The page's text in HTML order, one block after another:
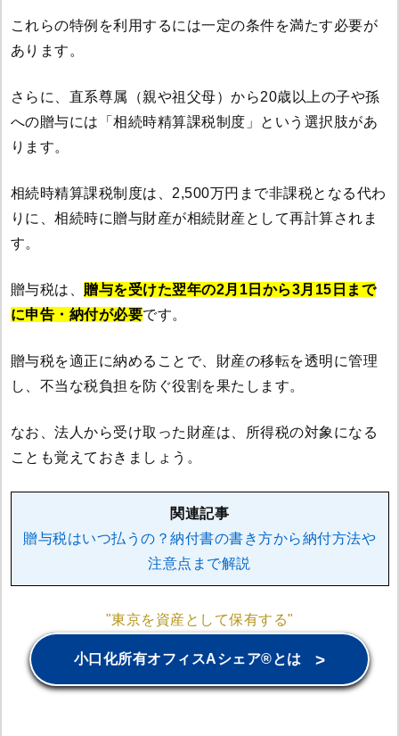
これらの特例を利用するには一定の条件を満たす必要が
あります。
さらに、直系尊属（親や祖父母）から20歳以上の子や孫
への贈与には「相続時精算課税制度」という選択肢があ
ります。
相続時精算課税制度は、2,500万円まで非課税となる代わ
りに、相続時に贈与財産が相続財産として再計算されま
す。
贈与税は、 贈与を受けた翌年の2月1日から3月15日まで
に申告・納付が必要です。
贈与税を適正に納めることで、財産の移転を透明に管理
し、不当な税負担を防ぐ役割を果たします。
なお、法人から受け取った財産は、所得税の対象になる
ことも覚えておきましょう。
関連記事
贈与税はいつ払うの？納付書の書き方から納付方法や
注意点まで解説
"東京を資産として保有する"
小口化所有オフィスAシェア®とは >